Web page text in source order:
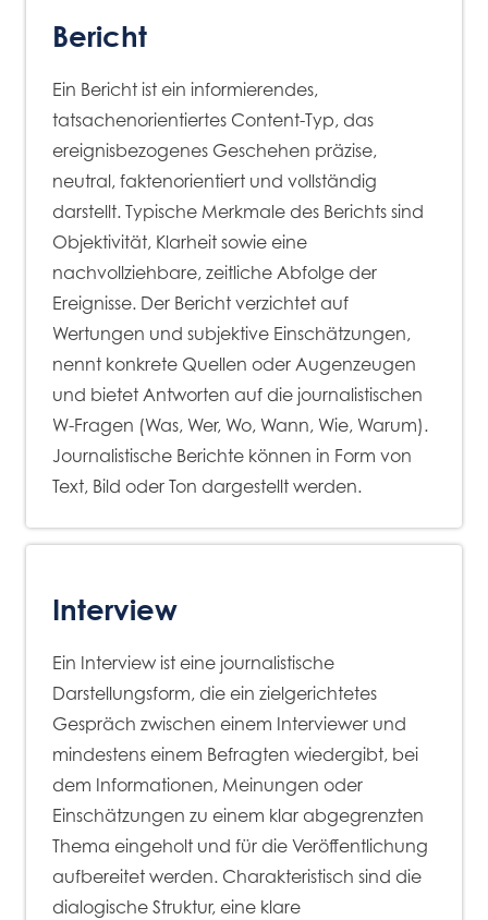
Bericht
Ein Bericht ist ein informierendes,
tatsachenorientiertes Content-Typ, das
ereignisbezogenes Geschehen präzise,
neutral, faktenorientiert und vollständig
darstellt. Typische Merkmale des Berichts sind
Objektivität, Klarheit sowie eine
nachvollziehbare, zeitliche Abfolge der
Ereignisse. Der Bericht verzichtet auf
Wertungen und subjektive Einschätzungen,
nennt konkrete Quellen oder Augenzeugen
und bietet Antworten auf die journalistischen
W-Fragen (Was, Wer, Wo, Wann, Wie, Warum).
Journalistische Berichte können in Form von
Text, Bild oder Ton dargestellt werden.
Interview
Ein Interview ist eine journalistische
Darstellungsform, die ein zielgerichtetes
Gespräch zwischen einem Interviewer und
mindestens einem Befragten wiedergibt, bei
dem Informationen, Meinungen oder
Einschätzungen zu einem klar abgegrenzten
Thema eingeholt und für die Veröffentlichung
aufbereitet werden. Charakteristisch sind die
dialogische Struktur, eine klare